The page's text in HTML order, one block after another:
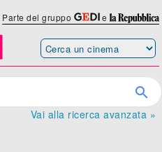
Parte del gruppo e
Vai alla ricerca avanzata »